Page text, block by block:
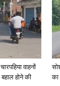
वाहनों
होने की
का